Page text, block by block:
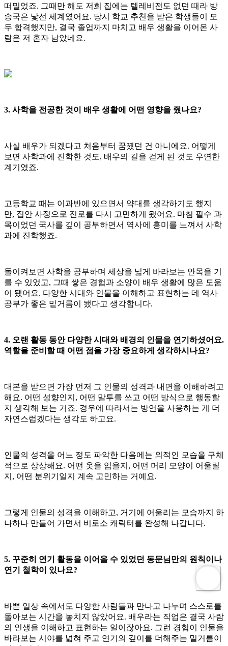
떠밀었죠. 그때만 해도 저희 집에는 텔레비전도 없던 때라 방
송국은 낯선 세계였어요. 당시 학교 추천을 받은 학생들이 모
두 합격했지만, 결국 졸업까지 마치고 배우 생활을 이어온 사
람은 저 혼자 남았네요.
3. 사학을 전공한 것이 배우 생활에 어떤 영향을 줬나요?
사실 배우가 되겠다고 처음부터 꿈꿨던 건 아니에요. 어떻게
보면 사학과에 진학한 것도, 배우의 길을 걷게 된 것도 우연한
계기였죠.
고등학교 때는 이과반에 있으면서 약대를 생각하기도 했지
만, 집안 사정으로 진로를 다시 고민하게 됐어요. 마침 필수 과
목이었던 국사를 깊이 공부하면서 역사에 흥미를 느껴서 사학
과에 진학했죠.
돌이켜보면 사학을 공부하며 세상을 넓게 바라보는 안목을 기
를 수 있었고, 그때 쌓은 경험과 소양이 배우 생활에 많은 도움
이 됐어요. 다양한 시대와 인물을 이해하고 표현하는 데 역사
공부가 좋은 밑거름이 됐다고 생각합니다.
4. 오랜 활동 동안 다양한 시대와 배경의 인물을 연기하셨어요.
역할을 준비할 때 어떤 점을 가장 중요하게 생각하시나요?
대본을 받으면 가장 먼저 그 인물의 성격과 내면을 이해하려고
해요. 어떤 성향인지, 어떤 말투를 쓰고 어떤 방식으로 행동할
지 생각해 보는 거죠. 경우에 따라서는 방언을 사용하는 게 더
자연스럽겠다는 생각도 하고요.
인물의 성격을 어느 정도 파악한 다음에는 외적인 모습을 구체
적으로 상상해요. 어떤 옷을 입을지, 어떤 머리 모양이 어울릴
지, 어떤 분위기일지 계속 고민하는 거예요.
그렇게 인물의 성격을 이해하고, 거기에 어울리는 모습까지 하
나하나 만들어 가면서 비로소 캐릭터를 완성해 나갑니다.
5. 꾸준히 연기 활동을 이어올 수 있었던 동문님만의 원칙이나
연기 철학이 있나요?
바쁜 일상 속에서도 다양한 사람들과 만나고 나누며 스스로를
돌아보는 시간을 놓치지 않았어요. 배우라는 직업은 결국 사람
의 인생을 이해하고 표현하는 일이잖아요. 그런 경험이 인물을
바라보는 시야를 넓혀 주고 연기의 깊이를 더해주는 밑거름이